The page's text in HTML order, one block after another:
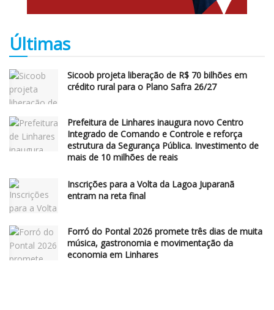
Últimas
Sicoob projeta liberação de R$ 70 bilhões em
crédito rural para o Plano Safra 26/27
Prefeitura de Linhares inaugura novo Centro
Integrado de Comando e Controle e reforça
estrutura da Segurança Pública. Investimento de
mais de 10 milhões de reais
Inscrições para a Volta da Lagoa Juparanã
entram na reta final
Forró do Pontal 2026 promete três dias de muita
música, gastronomia e movimentação da
economia em Linhares